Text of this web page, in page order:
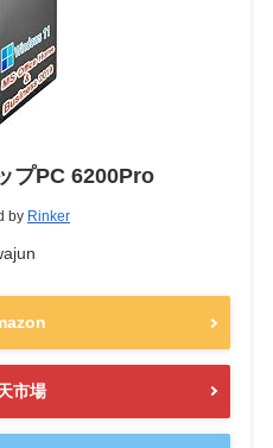
プPC 6200Pro
by Rinker
市場